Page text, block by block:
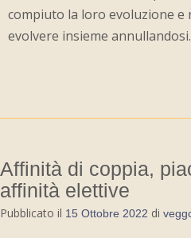
compiuto la loro evoluzione e
evolvere insieme annullandosi.
Affinità di coppia,
affinità elettive
Pubblicato il 15 Ottobre 2022 di